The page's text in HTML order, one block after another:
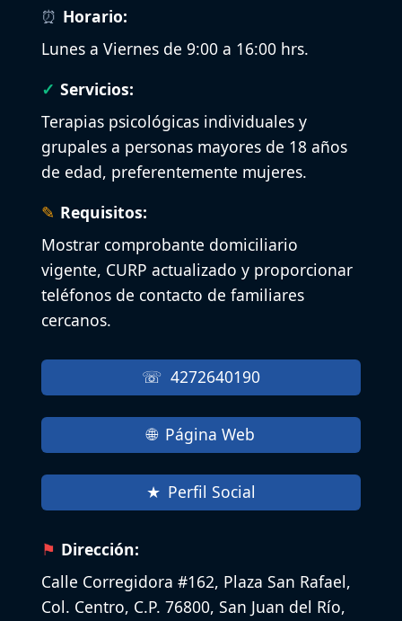
Horario:
Lunes a Viernes de 9:00 a 16:00 hrs.
Servicios:
Terapias psicológicas individuales y
grupales a personas mayores de 18 años
de edad, preferentemente mujeres.
Requisitos:
Mostrar comprobante domiciliario
vigente, CURP actualizado y proporcionar
teléfonos de contacto de familiares
cercanos.
4272640190
Página Web
Perfil Social
Dirección:
Calle Corregidora #162, Plaza San Rafael,
Col. Centro, C.P. 76800, San Juan del Río,